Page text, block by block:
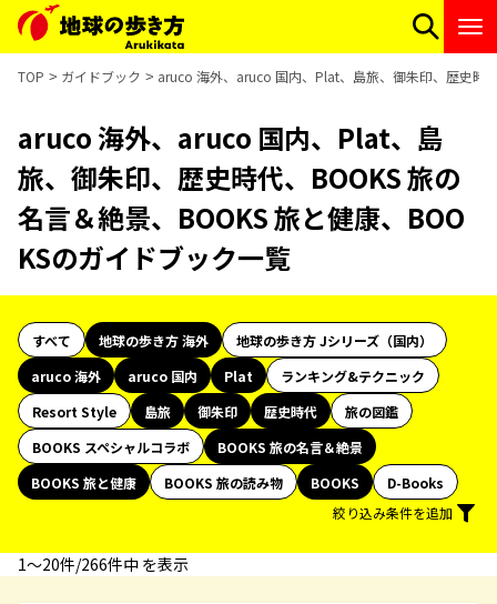
TOP ガイドブック aruco 海外、aruco 国内、Plat、島旅、御朱印、歴史時
aruco 海外、aruco 国内、Plat、島
旅、御朱印、歴史時代、BOOKS 旅の
名言＆絶景、BOOKS 旅と健康、BOO
KSのガイドブック一覧
すべて 地球の歩き方 海外
地球の歩き方 Jシリーズ（国内）
aruco 海外
aruco 国内 Plat
ランキング&テクニック
Resort Style
島旅 御朱印 歴史時代
旅の図鑑
BOOKS スペシャルコラボ
BOOKS 旅の名言＆絶景
BOOKS 旅と健康
BOOKS 旅の読み物 BOOKS
D-Books
絞り込み条件を追加
1〜20件/266件中 を表示